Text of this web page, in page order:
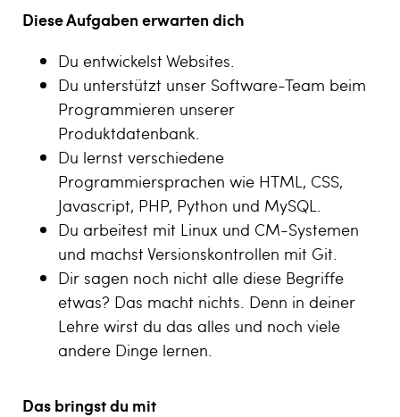
Diese Aufgaben erwarten dich
Du entwickelst Websites.
Du unterstützt unser Software-Team beim
Programmieren unserer
Produktdatenbank.
Du lernst verschiedene
Programmiersprachen wie HTML, CSS,
Javascript, PHP, Python und MySQL.
Du arbeitest mit Linux und CM-Systemen
und machst Versionskontrollen mit Git.
Dir sagen noch nicht alle diese Begriffe
etwas? Das macht nichts. Denn in deiner
Lehre wirst du das alles und noch viele
andere Dinge lernen.
Das bringst du mit